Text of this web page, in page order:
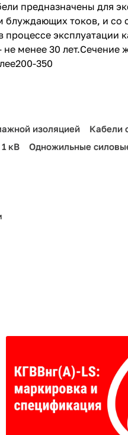
предназначены для
блуждающих токов, и
эксплуатации
менее 30 лет.Сечение
350
изоляцией Кабели
кВ Одножильные